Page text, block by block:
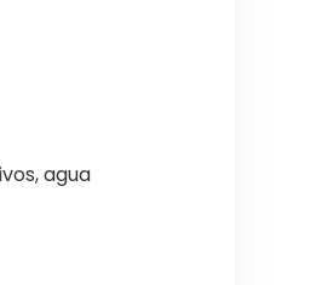
agua